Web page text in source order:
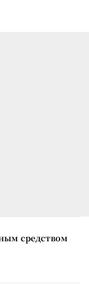
средством